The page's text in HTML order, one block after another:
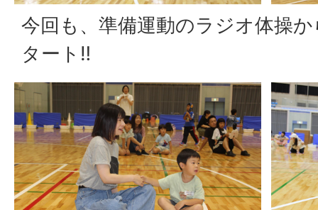
今回も、準備運動のラジオ体操
タート‼